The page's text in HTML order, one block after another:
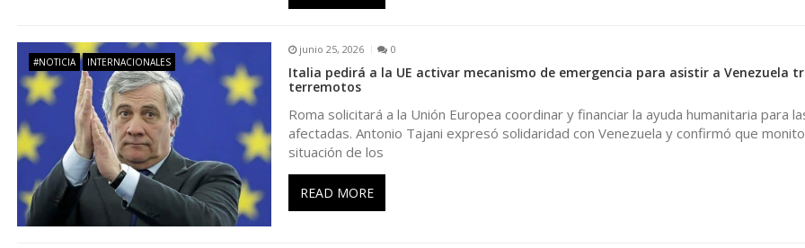
n
d
e
e
#NOTICIA INTERNACIONALES
junio 25, 2026 0
Italia pedirá a la UE activar mecanismo de emergencia para asistir a Venezuela
terremotos
Roma solicitará a la Unión Europea coordinar y financiar la ayuda humanitaria para
afectadas. Antonio Tajani expresó solidaridad con Venezuela y confirmó que
situación de los
READ MORE